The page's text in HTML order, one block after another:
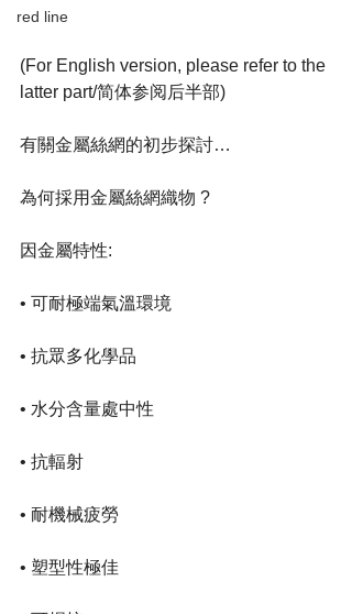
red line
(For English version, please refer to the
latter part/简体参阅后半部)
有關金屬絲網的初步探討…
為何採用金屬絲網織物 ?
因金屬特性:
• 可耐極端氣溫環境
• 抗眾多化學品
• 水分含量處中性
• 抗輻射
• 耐機械疲勞
• 塑型性極佳